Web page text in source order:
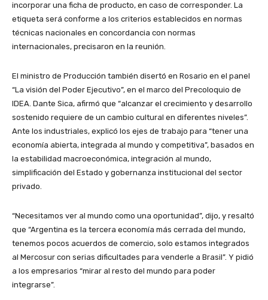
incorporar una ficha de producto, en caso de corresponder. La
etiqueta será conforme a los criterios establecidos en normas
técnicas nacionales en concordancia con normas
internacionales, precisaron en la reunión.
El ministro de Producción también disertó en Rosario en el panel
“La visión del Poder Ejecutivo”, en el marco del Precoloquio de
IDEA. Dante Sica, afirmó que “alcanzar el crecimiento y desarrollo
sostenido requiere de un cambio cultural en diferentes niveles”.
Ante los industriales, explicó los ejes de trabajo para “tener una
economía abierta, integrada al mundo y competitiva”, basados en
la estabilidad macroeconómica, integración al mundo,
simplificación del Estado y gobernanza institucional del sector
privado.
“Necesitamos ver al mundo como una oportunidad”, dijo, y resaltó
que “Argentina es la tercera economía más cerrada del mundo,
tenemos pocos acuerdos de comercio, solo estamos integrados
al Mercosur con serias dificultades para venderle a Brasil”. Y pidió
a los empresarios “mirar al resto del mundo para poder
integrarse”.